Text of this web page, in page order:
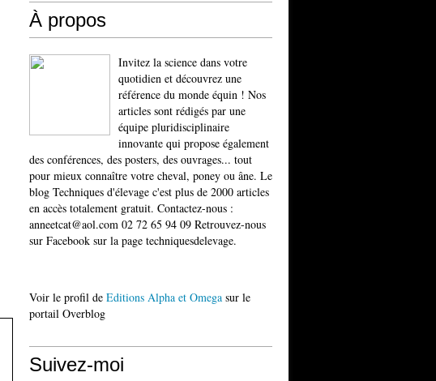
À propos
Invitez la science dans votre
quotidien et découvrez une
référence du monde équin ! Nos
articles sont rédigés par une
équipe pluridisciplinaire
innovante qui propose également
des conférences, des posters, des ouvrages... tout
pour mieux connaître votre cheval, poney ou âne. Le
blog Techniques d'élevage c'est plus de 2000 articles
en accès totalement gratuit. Contactez-nous :
anneetcat@aol.com 02 72 65 94 09 Retrouvez-nous
sur Facebook sur la page techniquesdelevage.
Voir le profil de Editions Alpha et Omega sur le
portail Overblog
Suivez-moi